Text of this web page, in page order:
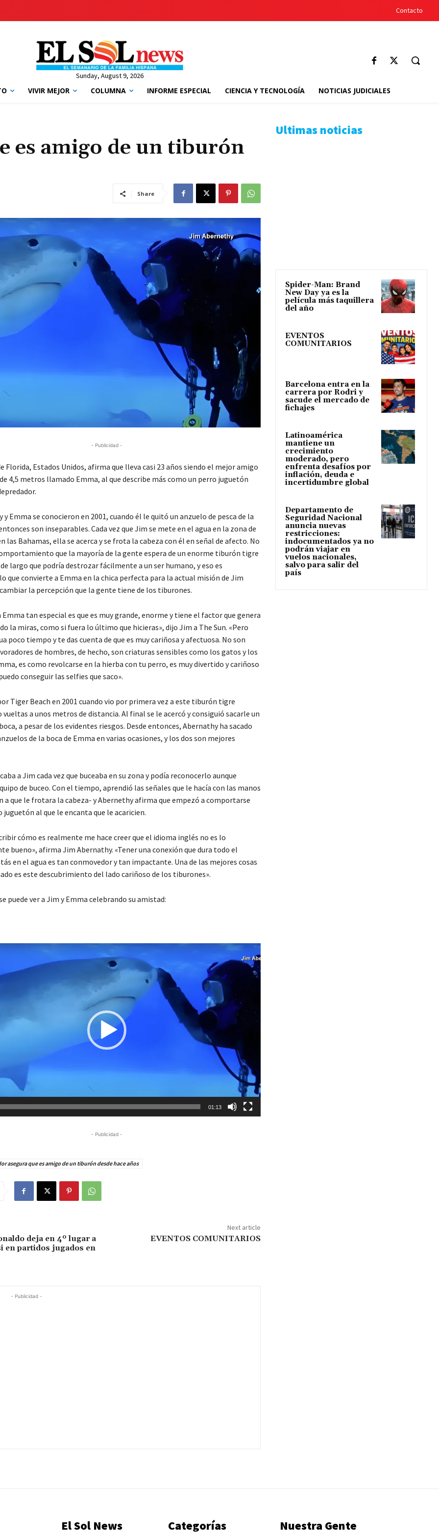
Contacto
Sunday, August 9, 2026
VIVIR MEJOR COLUMNA INFORME ESPECIAL CIENCIA Y TECNOLOGÍA NOTICIAS JUDICIALES
es amigo de un tiburón
Share
- Publicidad -
Florida, Estados Unidos, afirma que lleva casi 23 años siendo el mejor amigo
4,5 metros llamado Emma, al que describe más como un perro juguetón
Emma se conocieron en 2001, cuando él le quitó un anzuelo de pesca de la
son inseparables. Cada vez que Jim se mete en el agua en la zona de
las Bahamas, ella se acerca y se frota la cabeza con él en señal de afecto. No
que la mayoría de la gente espera de un enorme tiburón tigre
largo que podría destrozar fácilmente a un ser humano, y eso es
que convierte a Emma en la chica perfecta para la actual misión de Jim
la percepción que la gente tiene de los tiburones.
Emma tan especial es que es muy grande, enorme y tiene el factor que genera
la miras, como si fuera lo último que hicieras», dijo Jim a The Sun. «Pero
poco tiempo y te das cuenta de que es muy cariñosa y afectuosa. No son
de hombres, de hecho, son criaturas sensibles como los gatos y los
es como revolcarse en la hierba con tu perro, es muy divertido y cariñoso
conseguir las selfies que saco».
Tiger Beach en 2001 cuando vio por primera vez a este tiburón tigre
a unos metros de distancia. Al final se le acercó y consiguió sacarle un
a pesar de los evidentes riesgos. Desde entonces, Abernathy ha sacado
de la boca de Emma en varias ocasiones, y los dos son mejores
a Jim cada vez que buceaba en su zona y podía reconocerlo aunque
de buceo. Con el tiempo, aprendió las señales que le hacía con las manos
a que le frotara la cabeza- y Abernethy afirma que empezó a comportarse
juguetón al que le encanta que le acaricien.
cómo es realmente me hace creer que el idioma inglés no es lo
bueno», afirma Jim Abernathy. «Tener una conexión que dura todo el
en el agua es tan conmovedor y tan impactante. Una de las mejores cosas
es este descubrimiento del lado cariñoso de los tiburones».
puede ver a Jim y Emma celebrando su amistad:
01:13
- Publicidad -
asegura que es amigo de un tiburón desde hace años
deja en 4º lugar a
en partidos jugados en
Next article
EVENTOS COMUNITARIOS
- Publicidad -
Ultimas noticias
Spider-Man: Brand
New Day ya es la
película más taquillera
del año
EVENTOS
COMUNITARIOS
Barcelona entra en la
carrera por Rodri y
sacude el mercado de
fichajes
Latinoamérica
mantiene un
crecimiento
moderado, pero
enfrenta desafíos por
inflación, deuda e
incertidumbre global
Departamento de
Seguridad Nacional
anuncia nuevas
restricciones:
indocumentados ya no
podrán viajar en
vuelos nacionales,
salvo para salir del
país
El Sol News Categorías Nuestra Gente